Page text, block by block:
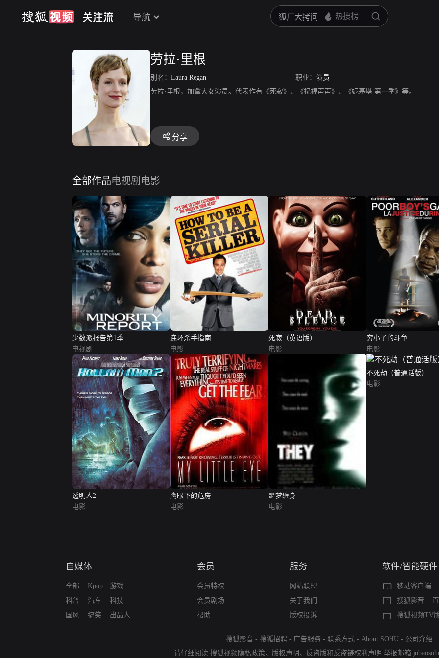
导航
劳拉·里根
别名： Laura Regan 职业： 演员
劳拉·里根，加拿大女演员。代表作有《死寂》、《祝福声声》、《妮基塔 第一季》等。
分享
全部作品电视剧 电影
少数派报告第1季
电视剧
连环杀手指南
电影
死寂（英语版）
电影
穷小子的斗争
电影
透明人2
电影
鹰眼下的危房
电影
噩梦缠身
电影
不死劫（普通话版）
电影
自媒体
全部
科普
国风
Kpop
汽车
搞笑
游戏
科技
出品人
会员
会员特权
会员剧场
帮助
服务
网站联盟
关于我们
版权投诉
软件/智能硬件
移动客户端
搜狐影音
搜狐视频TV
搜狐影音 - 搜狐招聘 - 广告服务 - 联系方式 - About SOHU - 公司介绍
请仔细阅读 搜狐视频隐私政策、 版权声明 、 反盗版和反盗链权利声明 举报邮箱